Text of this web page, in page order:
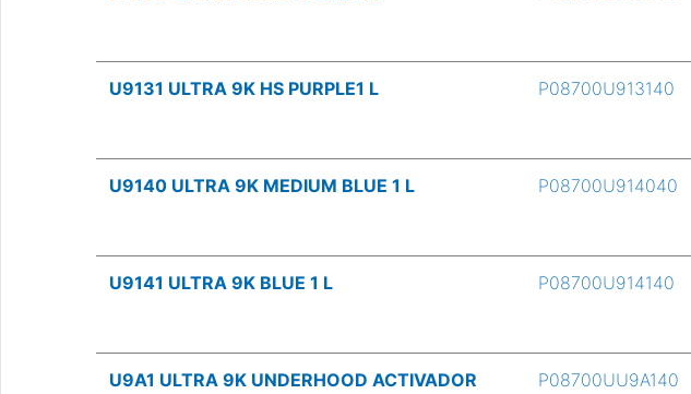
U9131 ULTRA 9K HS PURPLE1 L P08700U913140
U9140 ULTRA 9K MEDIUM BLUE 1 L P08700U914040
U9141 ULTRA 9K BLUE 1 L P08700U914140
U9A1 ULTRA 9K UNDERHOOD ACTIVADOR P08700UU9A140